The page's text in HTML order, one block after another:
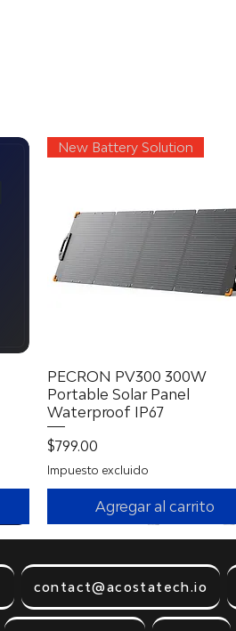
Vista rápida
New Battery Solution
PECRON PV300 300W
Portable Solar Panel
Waterproof IP67
Precio
$799.00
Impuesto excluido
Agregar al carrito
contact@acostatech.io